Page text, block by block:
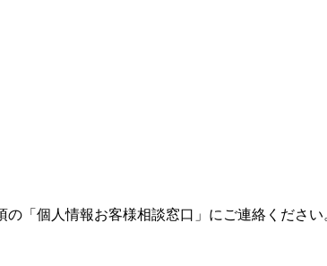
「個人情報お客様相談窓口」にご連絡ください